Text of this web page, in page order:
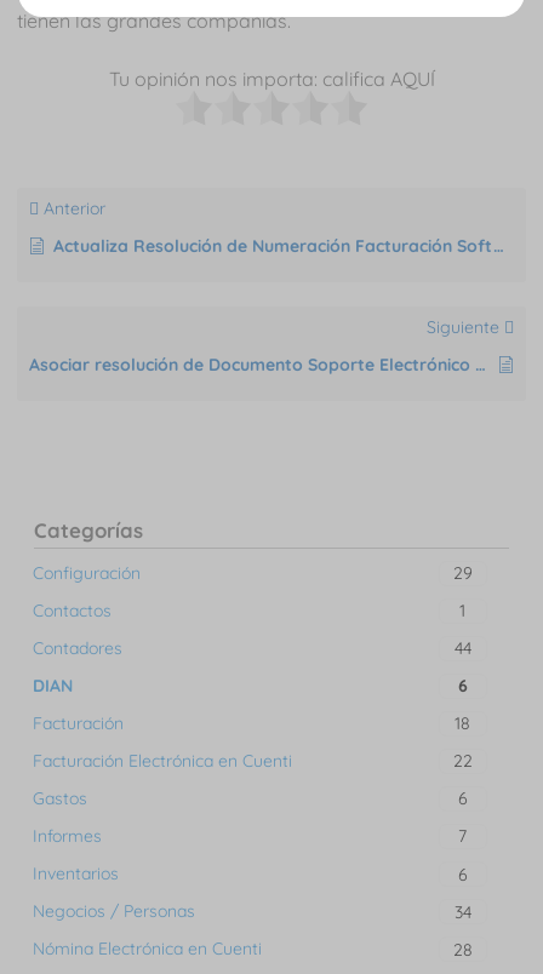
tienen las grandes compañías.
Tu opinión nos importa: califica AQUÍ
Anterior
Actualiza Resolución de Numeración Facturación Software Propio
Siguiente
Asociar resolución de Documento Soporte Electrónico en la DIAN
Categorías
Configuración
29
Contactos
1
Contadores
44
DIAN
6
Facturación
18
Facturación Electrónica en Cuenti
22
Gastos
6
Informes
7
Inventarios
6
Negocios / Personas
34
Nómina Electrónica en Cuenti
28